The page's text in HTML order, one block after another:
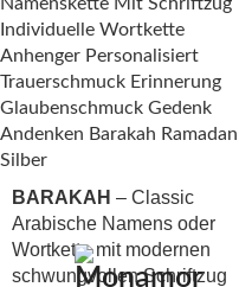
BARAKAH – Classic
Arabische Namens oder
Wortkette mit modernen
schwungvollen Schriftzug